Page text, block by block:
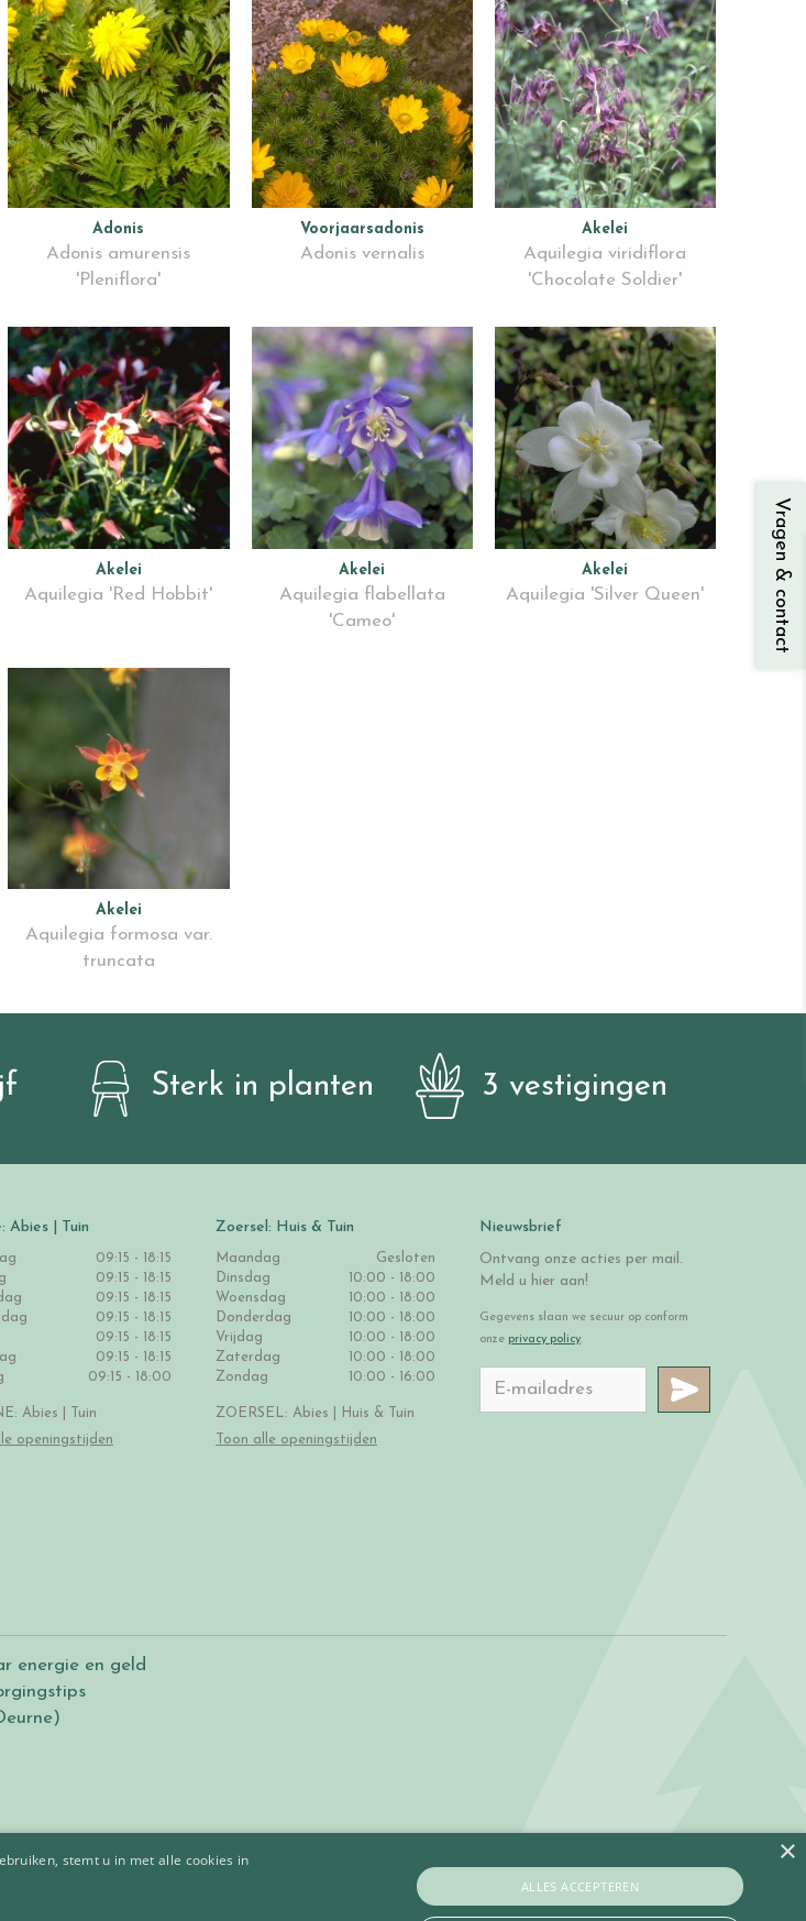
Adonis
Adonis amurensis
'Pleniflora'
Voorjaarsadonis
Adonis vernalis
Akelei
Aquilegia viridiflora
'Chocolate Soldier'
Akelei
Aquilegia 'Red Hobbit'
Akelei
Aquilegia flabellata
'Cameo'
Akelei
Aquilegia 'Silver Queen'
Akelei
Aquilegia formosa var.
truncata
Sterk in planten 3 vestigingen
Abies | Tuin
09:15 - 18:15
09:15 - 18:15
09:15 - 18:15
09:15 - 18:15
09:15 - 18:15
09:15 - 18:15
09:15 - 18:00
Abies | Tuin
openingstijden
Zoersel: Huis & Tuin
Maandag
Gesloten
Dinsdag
10:00 - 18:00
Woensdag
10:00 - 18:00
Donderdag
10:00 - 18:00
Vrijdag
10:00 - 18:00
Zaterdag
10:00 - 18:00
Zondag
10:00 - 16:00
ZOERSEL: Abies | Huis & Tuin
Toon alle openingstijden
Nieuwsbrief
Ontvang onze acties per mail.
Meld u hier aan!
Gegevens slaan we secuur op conform
onze privacy policy.
energie en geld
Vragen & contact
×
stemt u in met alle cookies in
ALLES ACCEPTEREN